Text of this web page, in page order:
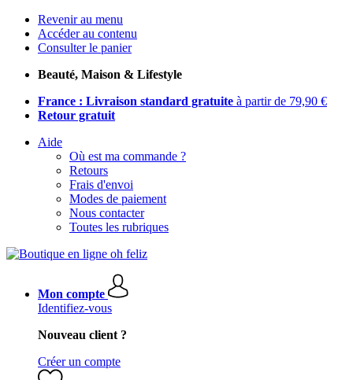
Revenir au menu
Accéder au contenu
Consulter le panier
Beauté, Maison & Lifestyle
France : Livraison standard gratuite à partir de 79,90 €
Retour gratuit
Aide
Où est ma commande ?
Retours
Frais d'envoi
Modes de paiement
Nous contacter
Toutes les rubriques
Mon compte
Identifiez-vous
Nouveau client ?
Créer un compte